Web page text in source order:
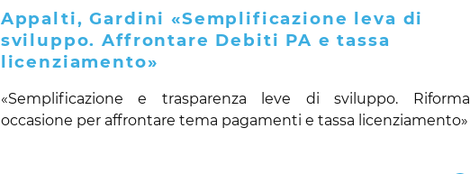
Appalti, Gardini «Semplificazione leva di
sviluppo. Affrontare Debiti PA e tassa
licenziamento»
«Semplificazione e trasparenza leve di sviluppo. Riforma
occasione per affrontare tema pagamenti e tassa licenziamento»